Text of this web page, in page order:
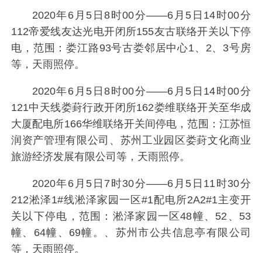
2020年6月5日8时00分——6月5日14时00分
112帝爱线友达光电开闭所155友古联络开关以下停
电，范围：娄江路93号古娄邻居中心1、2、3号房
等，天雨照停。
2020年6月5日8时00分——6月5日14时00分
121中天线娄葑行政开闭所162娄维联络开关至华成
大厦配电所166华维联络开关间停电，范围：江苏恒
润资产管理有限公司、苏州工业园区娄葑文化商业
旅游经济发展有限公司等，天雨照停。
2020年6月5日7时30分——6月5日11时30分
212淞泽1#线淞泽家园一区#1配电所2A2#1主变开
关以下停电，范围：淞泽家园一区48幢、52、53
幢、64幢、69幢。、苏州市公共信息亭有限公司
等，天雨照停。